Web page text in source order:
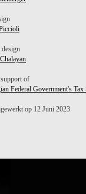
design
of
Federal Government's Tax
op 12 Juni 2023